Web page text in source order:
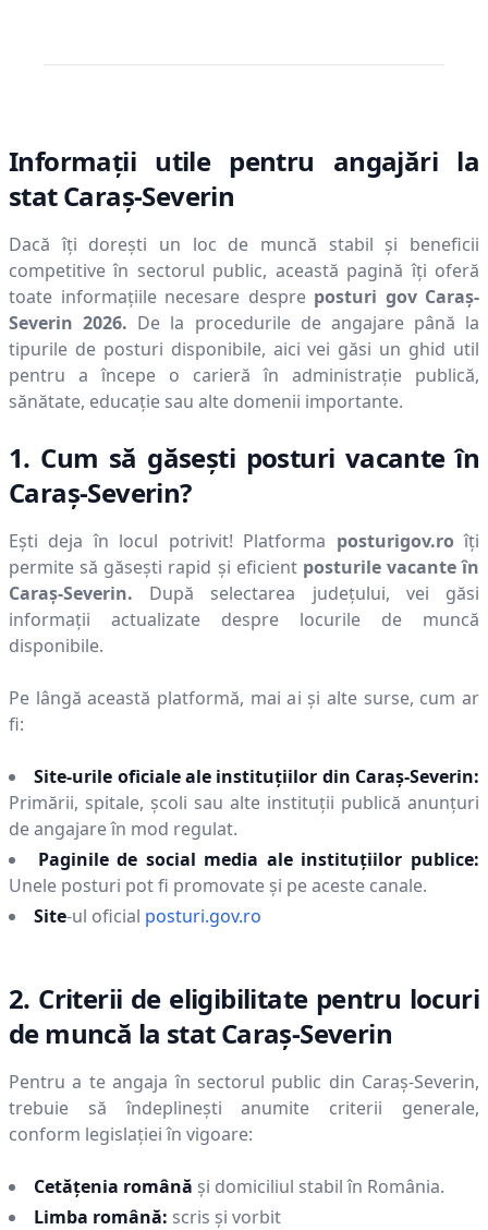
Informații utile pentru angajări la
statCaraş-Severin
Dacă îți dorești un loc de muncă stabil și beneficii
competitive în sectorul public, această pagină îți oferă
toate informațiile necesare despre posturi gov Caraş-
Severin 2026. De la procedurile de angajare până la
tipurile de posturi disponibile, aici vei găsi un ghid util
pentru a începe o carieră în administrație publică,
sănătate, educație sau alte domenii importante.
1. Cum să găsești posturi vacante în
Caraş-Severin?
Ești deja în locul potrivit! Platforma posturigov.roîți
permite să găsești rapid și eficient posturile vacante în
Caraş-Severin. După selectarea județului, vei găsi
informații actualizate despre locurile de muncă
disponibile.
Pe lângă această platformă, mai ai și alte surse, cum ar
fi:
Site-urile oficiale ale instituțiilor din Caraş-Severin:
Primării, spitale, școli sau alte instituții publică anunțuri
de angajare în mod regulat.
Paginile de social media ale instituțiilor publice:
Unele posturi pot fi promovate și pe aceste canale.
Site-ul oficial posturi.gov.ro
2. Criterii de eligibilitate pentru locuri
de muncă la statCaraş-Severin
Pentru a te angaja în sectorul public din Caraş-Severin,
trebuie să îndeplinești anumite criterii generale,
conform legislației în vigoare:
Cetățenia română și domiciliul stabil în România.
Limba română: scris și vorbit